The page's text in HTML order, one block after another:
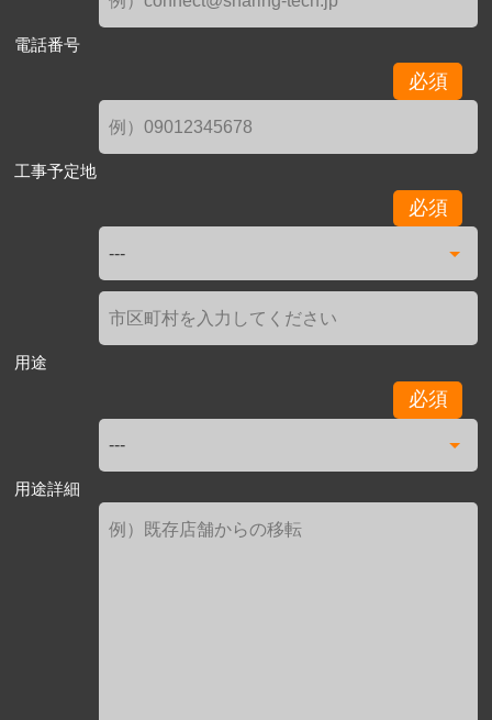
電話番号
必須
工事予定地
必須
用途
必須
用途詳細